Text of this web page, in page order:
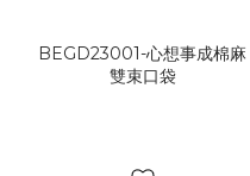
BEGD23001-心想事成棉麻
雙束口袋